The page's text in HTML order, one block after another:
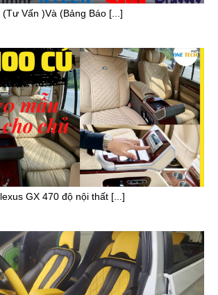
(Tư Vấn )Và (Bảng Báo [...]
lexus GX 470 độ nội thất [...]